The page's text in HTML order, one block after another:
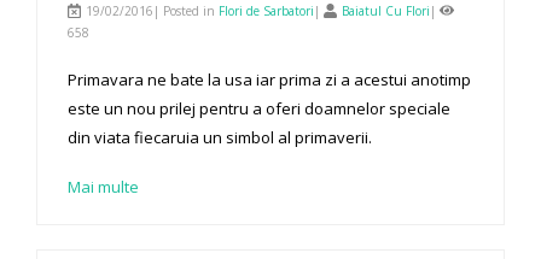
19/02/2016| Posted in Flori de Sarbatori | Baiatul Cu Flori |
658
Primavara ne bate la usa iar prima zi a acestui anotimp
este un nou prilej pentru a oferi doamnelor speciale
din viata fiecaruia un simbol al primaverii.
Mai multe